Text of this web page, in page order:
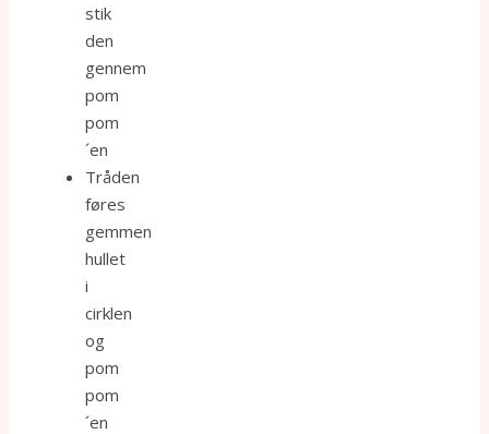
stik
den
gennem
pom
pom
´en
Tråden
føres
gemmen
hullet
i
cirklen
og
pom
pom
´en